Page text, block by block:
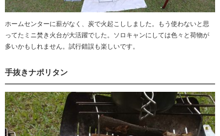
ホームセンターに薪がなく、炭で火起こししました。もう使わないと思
ってたミニ焚き火台が大活躍でした。ソロキャンにしては色々と荷物が
多いかもしれません。試行錯誤も楽しいです。
手抜きナポリタン